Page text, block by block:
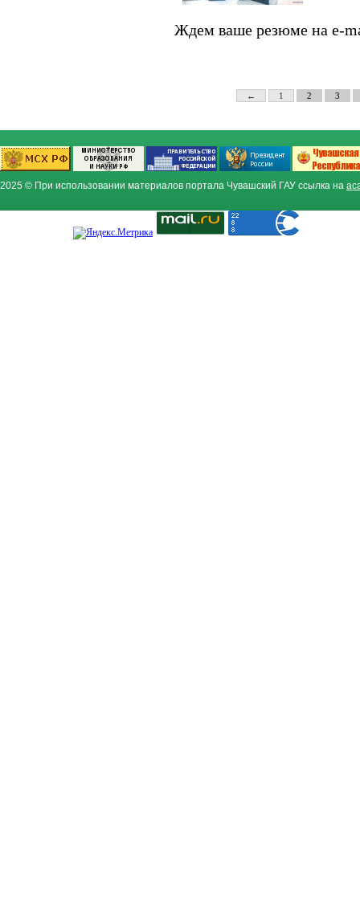
Ждем ваше резюме на e-
← 1 2 3
2025 © При использовании материалов портала Чувашский ГАУ ссылка на